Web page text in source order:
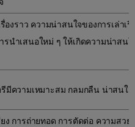
รื่องราว ความน่าสนใจของการเล่าเรื่
รนำเสนอใหม่ ๆ ให้เกิดความน่าสน
มีความเหมาะสม กลมกลืน น่าสนใจ
ง การถ่ายทอด การตัดต่อ ความสวย